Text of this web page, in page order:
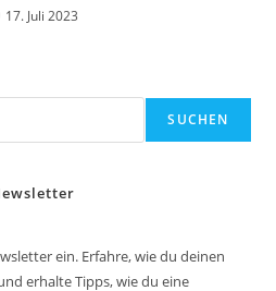
17. Juli 2023
SUCHEN
ein. Erfahre, wie du deinen
erhalte Tipps, wie du eine